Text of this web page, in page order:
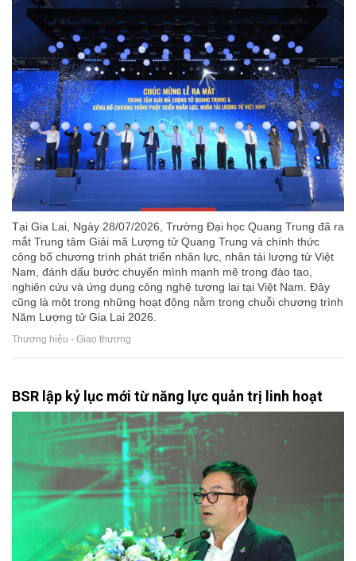
Tại Gia Lai, Ngày 28/07/2026, Trường Đại học Quang Trung đã ra
mắt Trung tâm Giải mã Lượng tử Quang Trung và chính thức
công bố chương trình phát triển nhân lực, nhân tài lượng tử Việt
Nam, đánh dấu bước chuyển mình mạnh mẽ trong đào tạo,
nghiên cứu và ứng dụng công nghệ tương lai tại Việt Nam. Đây
cũng là một trong những hoạt động nằm trong chuỗi chương trình
Năm Lượng tử Gia Lai 2026.
Thương hiệu - Giao thương
BSR lập kỷ lục mới từ năng lực quản trị linh hoạt